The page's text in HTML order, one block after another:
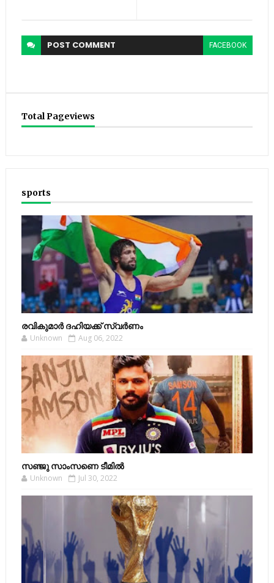
POST COMMENT FACEBOOK
Total Pageviews
sports
രവികുമാര്‍ ദഹിയക്ക് സ്വര്‍ണം
Unknown Aug 06, 2022
സഞ്ജു സാംസണെ ടീമില്‍
Unknown Jul 30, 2022